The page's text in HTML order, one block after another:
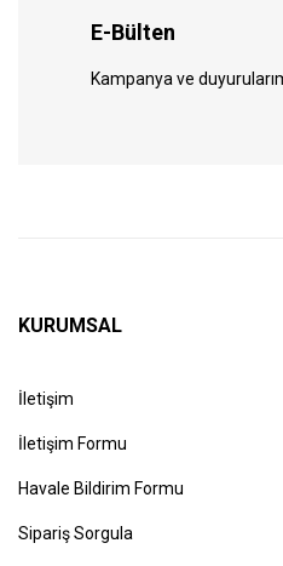
E-Bülten
Kampanya ve
KURUMSAL
İletişim
İletişim Formu
Havale Bildirim Formu
Sipariş Sorgula